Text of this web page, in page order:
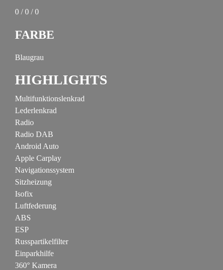
0 / 0 / 0
FARBE
Blaugrau
HIGHLIGHTS
Multifunktionslenkrad
Lederlenkrad
Radio
Radio DAB
Android Auto
Apple Carplay
Navigationssystem
Sitzheizung
Isofix
Luftfederung
ABS
ESP
Russpartikelfilter
Einparkhilfe
360° Kamera